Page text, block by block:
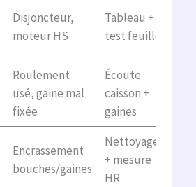
Disjoncteur,
moteur HS
Tableau +
test feuille
Roulement
usé, gaine mal
fixée
Écoute
caisson +
gaines
Encrassement
bouches/gaines
Nettoyage
+ mesure
HR